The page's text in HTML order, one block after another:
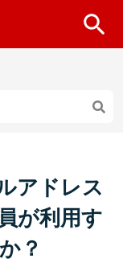
アドレス
が利用す
？